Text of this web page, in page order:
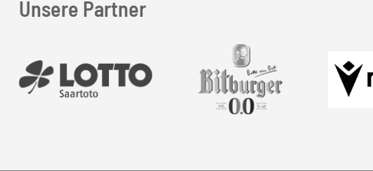
Unsere Partner